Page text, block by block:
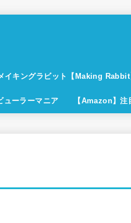
イキングラビット【Making
ューラーマニア 【Amazon】